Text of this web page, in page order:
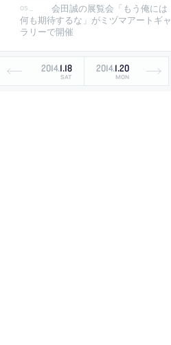
会田誠の展覧会「もう俺には
何も期待するな」がミヅマアートギャ
ラリーで開催
2014.1.18
SAT
2014.1.20
MON